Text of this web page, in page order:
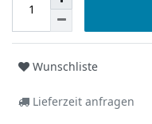
Wunschliste
Lieferzeit anfragen